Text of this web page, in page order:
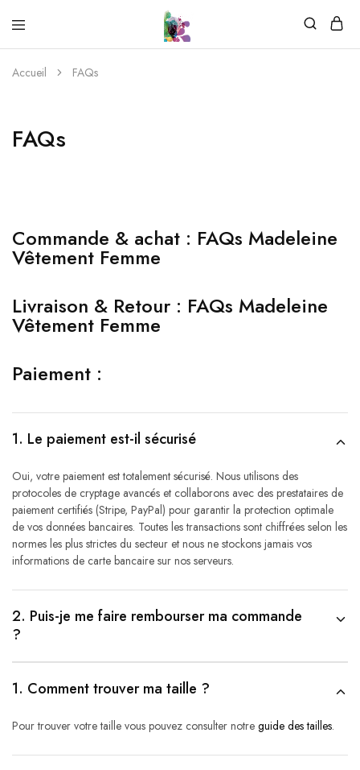
Accueil FAQs
FAQs
Commande & achat : FAQs Madeleine
Vêtement Femme
Livraison & Retour : FAQs Madeleine
Vêtement Femme
Paiement :
1. Le paiement est-il sécurisé
Oui, votre paiement est totalement sécurisé. Nous utilisons des
protocoles de cryptage avancés et collaborons avec des prestataires de
paiement certifiés (Stripe, PayPal) pour garantir la protection optimale
de vos données bancaires. Toutes les transactions sont chiffrées selon les
normes les plus strictes du secteur et nous ne stockons jamais vos
informations de carte bancaire sur nos serveurs.
2. Puis-je me faire rembourser ma commande
?
1. Comment trouver ma taille ?
Pour trouver votre taille vous pouvez consulter notre guide des tailles.